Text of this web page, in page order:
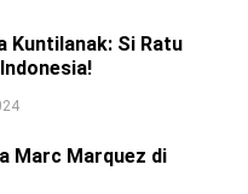
Kuntilanak: Si Ratu
Marc Marquez di